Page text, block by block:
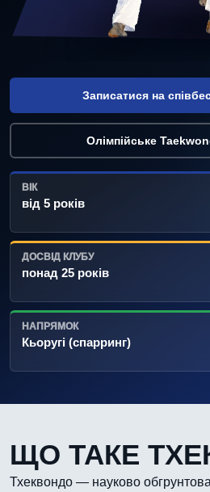
Записатися на
Олімпійське
ВІК
від 5 років
ДОСВІД КЛУБУ
понад 25 років
НАПРЯМОК
Кьоругі (спарринг)
ЩО ТАКЕ
Тхеквондо — науково